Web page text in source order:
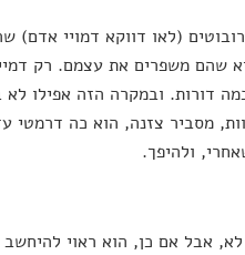
(לאו דווקא דמויי אדם)
שהם משפרים את עצמם. רק
מסביר צזנה, הוא כה דרמטי
ולהיפך.
אבל אם כן, הוא ראוי להיחשב